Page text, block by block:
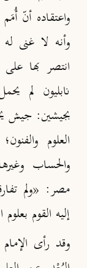
واعتقاده أنّ
وأنه لا غنى
انتصر بها على
نابليون لم
بجيشين: جيش
العلوم
والحساب
مصر: «ولم
إليه القوم
وقد رأى